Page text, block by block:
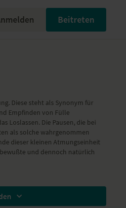
Beitreten
Diese steht als Synonym für
Empfinden von Fülle
Loslassen. Die Pausen, die bei
als solche wahrgenommen
dieser kleinen Atmungseinheit
und dennoch natürlich